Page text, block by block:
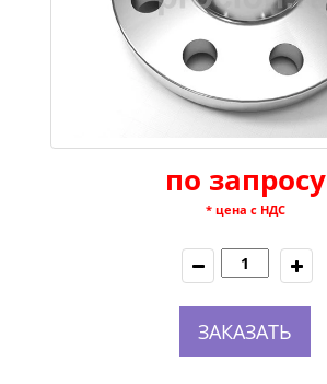
по запросу
* цена с НДС
ЗАКАЗАТЬ